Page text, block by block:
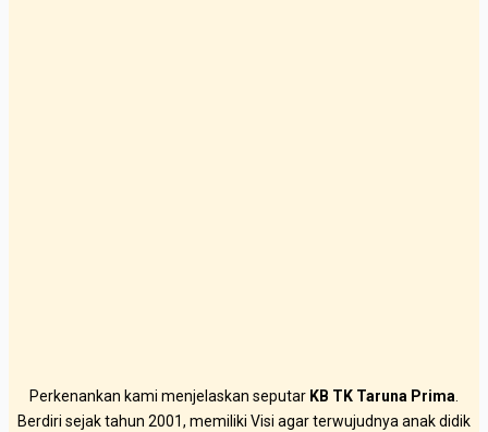
Perkenankan kami menjelaskan seputar KB TK Taruna Prima.
Berdiri sejak tahun 2001, memiliki Visi agar terwujudnya anak didik